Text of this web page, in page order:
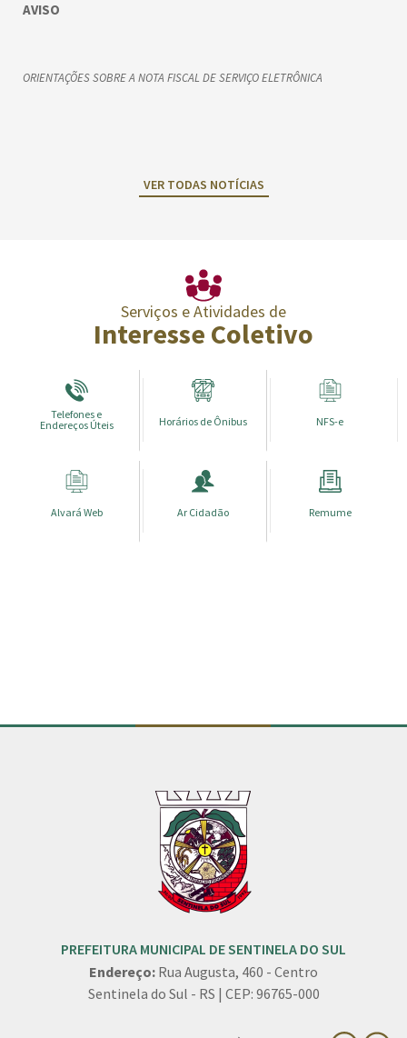
AVISO
ORIENTAÇÕES SOBRE A NOTA FISCAL DE SERVIÇO ELETRÔNICA
VER TODAS NOTÍCIAS
Serviços e Atividades de
Interesse Coletivo
Telefones e
Endereços Úteis
Horários de Ônibus NFS-e
Alvará Web Ar Cidadão Remume
PREFEITURA MUNICIPAL DE SENTINELA DO SUL
Endereço: Rua Augusta, 460 - Centro
Sentinela do Sul - RS | CEP: 96765-000